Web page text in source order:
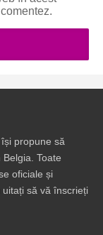
propune să
Toate
oficiale și
să vă înscrieți